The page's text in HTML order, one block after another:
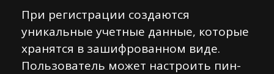
При регистрации создаются
уникальные учетные данные, которые
хранятся в зашифрованном виде.
Пользователь может настроить пин-